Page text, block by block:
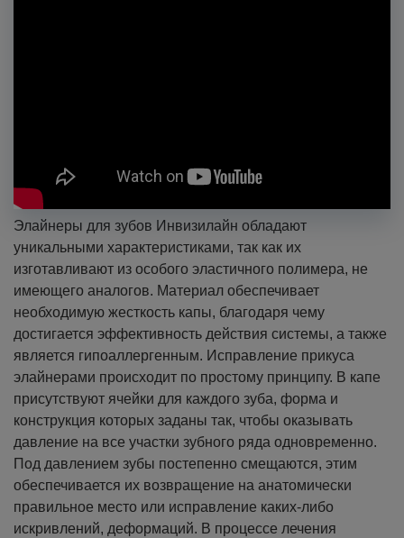
Элайнеры для зубов Инвизилайн обладают
уникальными характеристиками, так как их
изготавливают из особого эластичного полимера, не
имеющего аналогов. Материал обеспечивает
необходимую жесткость капы, благодаря чему
достигается эффективность действия системы, а также
является гипоаллергенным. Исправление прикуса
элайнерами происходит по простому принципу. В капе
присутствуют ячейки для каждого зуба, форма и
конструкция которых заданы так, чтобы оказывать
давление на все участки зубного ряда одновременно.
Под давлением зубы постепенно смещаются, этим
обеспечивается их возвращение на анатомически
правильное место или исправление каких-либо
искривлений, деформаций. В процессе лечения